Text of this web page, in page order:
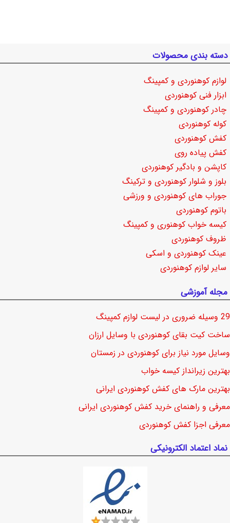
دسته بندی محصولات
لوازم کوهنوردی و کمپینگ
ابزار فنی کوهنوردی
چادر کوهنوردی و کمپینگ
کوله کوهنوردی
کفش کوهنوردی
کفش پیاده روی
کاپشن و بادگیر کوهنوردی
بلوز و شلوار کوهنوردی و ترکینگ
جوراب های کوهنوردی و ورزشی
باتوم کوهنوردی
کیسه خواب کوهنوری و کمپینگ
ظروف کوهنوردی
عینک کوهنوردی و اسکی
سایر لوازم کوهنوردی
مجله آموزشی
29 وسیله ضروری در لیست لوازم کمپینگ
ساخت کیت بقای کوهنوردی با وسایل ارزان
وسایل مورد نیاز برای کوهنوردی در زمستان
بهترین زیرانداز کیسه خواب
بهترین مارک های کفش کوهنوردی ایرانی
معرفی و راهنمای خرید کفش کوهنوردی ایرانی
معرفی اجزا کفش کوهنوردی
نماد اعتماد الکترونیکی